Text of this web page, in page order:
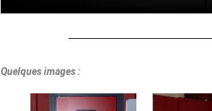
Quelques images :